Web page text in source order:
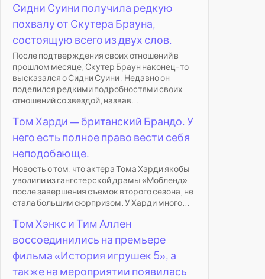
Сидни Суини получила редкую
похвалу от Скутера Брауна,
состоящую всего из двух слов.
После подтверждения своих отношений в
прошлом месяце, Скутер Браун наконец-то
высказался о Сидни Суини . Недавно он
поделился редкими подробностями своих
отношений со звездой, назвав...
Том Харди — британский Брандо. У
него есть полное право вести себя
неподобающе.
Новость о том, что актера Тома Харди якобы
уволили из гангстерской драмы «Мобленд»
после завершения съемок второго сезона, не
стала большим сюрпризом. У Харди много...
Том Хэнкс и Тим Аллен
воссоединились на премьере
фильма «История игрушек 5», а
также на мероприятии появилась